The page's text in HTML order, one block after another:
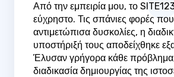
Από την εμπειρία μου, το
εύχρηστο. Τις σπάνιες φορές που
αντιμετώπισα δυσκολίες, η
υποστήριξή τους αποδείχθηκε
Έλυσαν γρήγορα κάθε
διαδικασία δημιουργίας της